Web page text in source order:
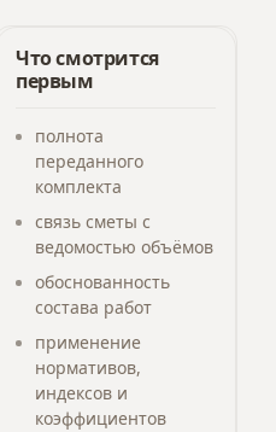
Что смотрится
первым
полнота
переданного
комплекта
связь сметы с
ведомостью объёмов
обоснованность
состава работ
применение
нормативов,
индексов и
коэффициентов